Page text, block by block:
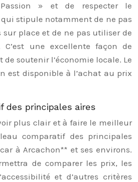
» et de respecter le
stipule notamment de ne pas
sur place et de ne pas utiliser de
C’est une excellente façon de
soutenir l’économie locale. Le
est disponible à l’achat au prix
des principales aires
plus clair et à faire le meilleur
comparatif des principales
à Arcachon** et ses environs.
de comparer les prix, les
et d’autres critères